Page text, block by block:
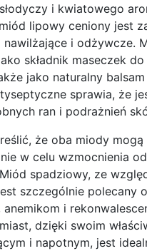
i kwiatowego
lipowy ceniony jest
nawilżające i odżywcze.
składnik maseczek
jako naturalny
sprawia, że
ran i podrażnień
że oba miody
w celu wzmocnienia
spadziowy, ze
szczególnie polecany
anemikom i
dzięki swoim
i napotnym, jest